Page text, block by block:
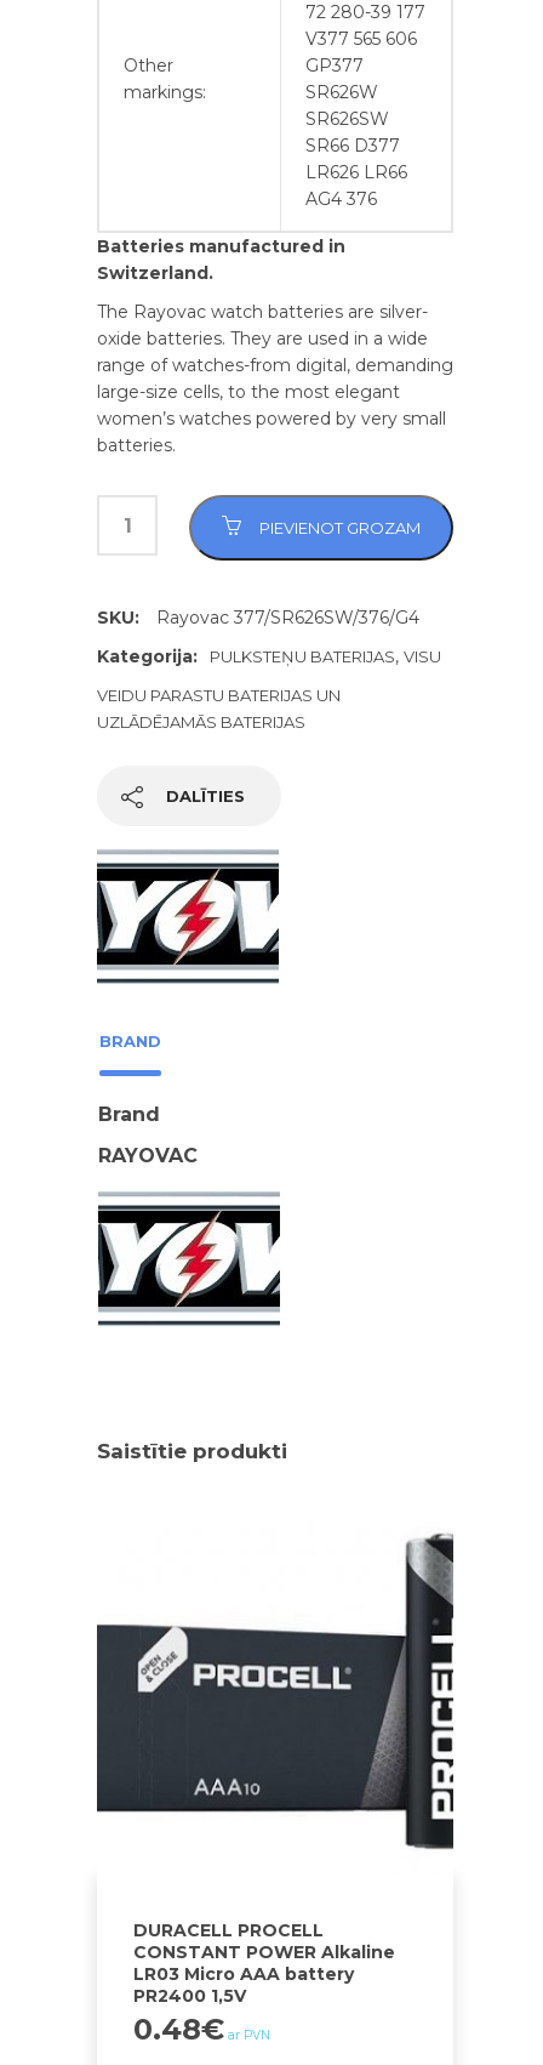
Other
markings:
72 280-39 177
V377 565 606
GP377
SR626W
SR626SW
SR66 D377
LR626 LR66
AG4 376
Batteries manufactured in
Switzerland.
The Rayovac watch batteries are silver-
oxide batteries. They are used in a wide
range of watches-from digital, demanding
large-size cells, to the most elegant
women’s watches powered by very small
batteries.
PIEVIENOT GROZAM
SKU:
Rayovac 377/SR626SW/376/G4
Kategorija:
PULKSTEŅU BATERIJAS, VISU
VEIDU PARASTU BATERIJAS UN
UZLĀDĒJAMĀS BATERIJAS
DALĪTIES
BRAND
Brand
RAYOVAC
Saistītie produkti
DURACELL PROCELL
CONSTANT POWER Alkaline
LR03 Micro AAA battery
PR2400 1,5V
0.48€ ar PVN